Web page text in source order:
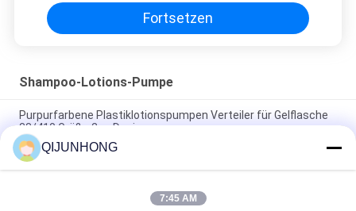
Fortsetzen
Shampoo-Lotions-Pumpe
Purpurfarbene Plastiklotionspumpen Verteiler für Gelflasche
33/410 Größe 2cc Dosierung
Flüssige Seife 33/410 Lotion Dispenser Pumpe mit
kundenspezifischen Aktoren
33 410 Lotion Dispenser Pump Links rechts
QIJUNHONG
7:45 AM